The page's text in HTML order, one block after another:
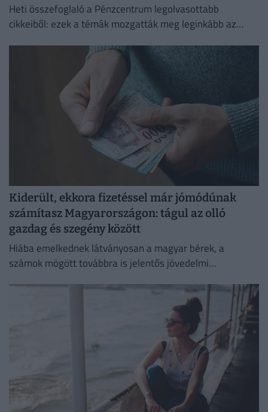
Heti összefoglaló a Pénzcentrum legolvasottabb
cikkeiből: ezek a témák mozgatták meg leginkább az
Kiderült, ekkora fizetéssel már jómódúnak
számítasz Magyarországon: tágul az olló
gazdag és szegény között
Hiába emelkednek látványosan a magyar bérek, a
számok mögött továbbra is jelentős jövedelmi